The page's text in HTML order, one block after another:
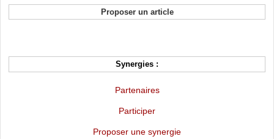
Proposer un article
Synergies :
Partenaires
Participer
Proposer une synergie